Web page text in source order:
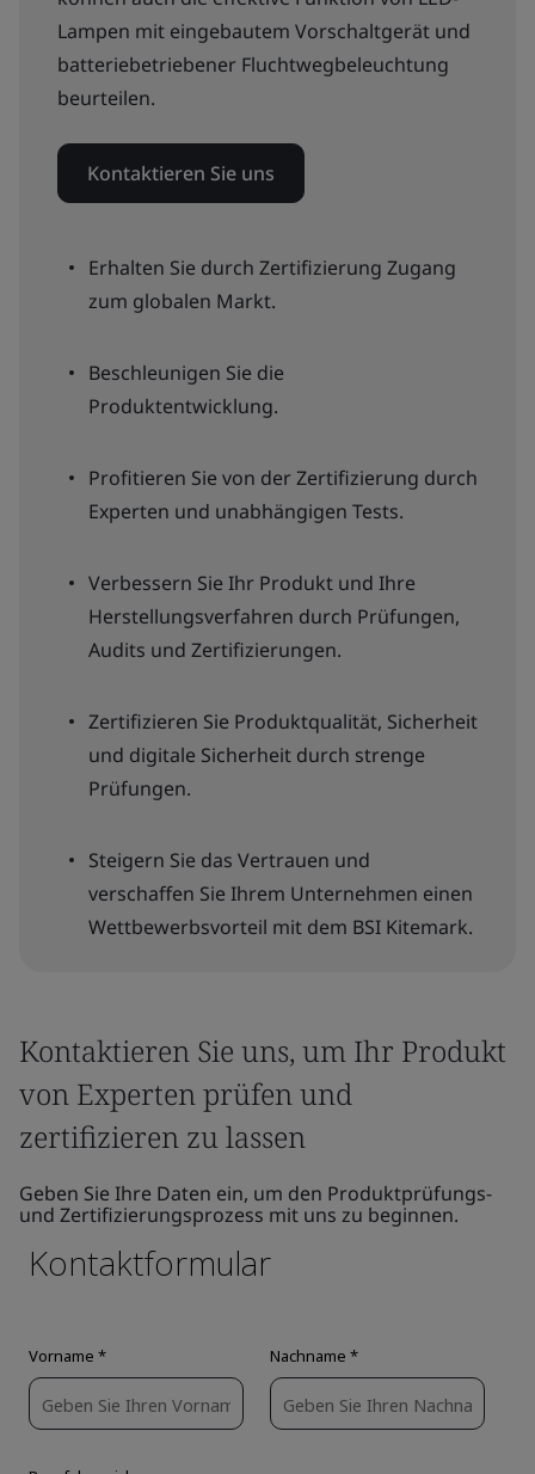
Lampen mit eingebautem Vorschaltgerät und
batteriebetriebener Fluchtwegbeleuchtung
beurteilen.
Kontaktieren Sie uns
Erhalten Sie durch Zertifizierung Zugang
zum globalen Markt.
Beschleunigen Sie die
Produktentwicklung.
Profitieren Sie von der Zertifizierung durch
Experten und unabhängigen Tests.
Verbessern Sie Ihr Produkt und Ihre
Herstellungsverfahren durch Prüfungen,
Audits und Zertifizierungen.
Zertifizieren Sie Produktqualität, Sicherheit
und digitale Sicherheit durch strenge
Prüfungen.
Steigern Sie das Vertrauen und
verschaffen Sie Ihrem Unternehmen einen
Wettbewerbsvorteil mit dem BSI Kitemark.
Kontaktieren Sie uns, um Ihr Produkt
von Experten prüfen und
zertifizieren zu lassen
Geben Sie Ihre Daten ein, um den Produktprüfungs-
und Zertifizierungsprozess mit uns zu beginnen.